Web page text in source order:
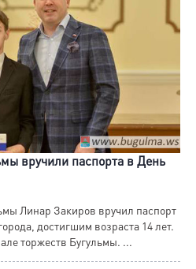
вручили паспорта в День
Линар Закиров вручил паспорт
достигшим возраста 14 лет.
торжеств Бугульмы. ...